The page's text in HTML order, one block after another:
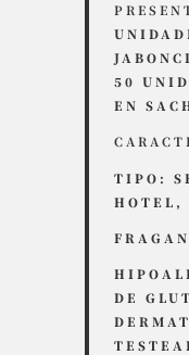
50
EN
TIPO:
HOTEL,
DE